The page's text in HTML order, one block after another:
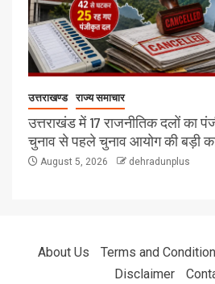
उत्तराखण्ड राज्य समाचार
उत्तराखंड में 17 राजनीतिक दलों का
चुनाव से पहले चुनाव आयोग की बड़ी
August 5, 2026 dehradunplus
About Us Terms and
Disclaimer